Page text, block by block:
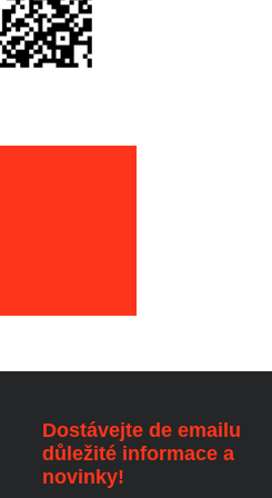
Dostávejte de emailu
důležité informace a
novinky!